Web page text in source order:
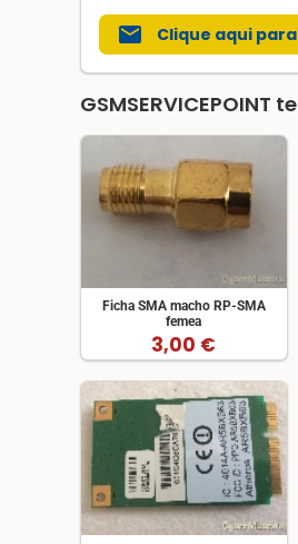
mail Clique aqui
GSMSERVICEPOINT
Ficha SMA macho RP-SMA
femea
3,00 €